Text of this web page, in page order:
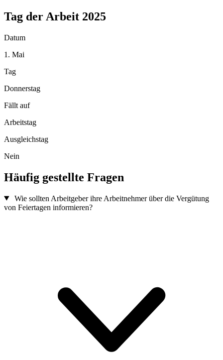
Tag der Arbeit 2025
Datum
1. Mai
Tag
Donnerstag
Fällt auf
Arbeitstag
Ausgleichstag
Nein
Häufig gestellte Fragen
Wie sollten Arbeitgeber ihre Arbeitnehmer über die Vergütung
von Feiertagen informieren?